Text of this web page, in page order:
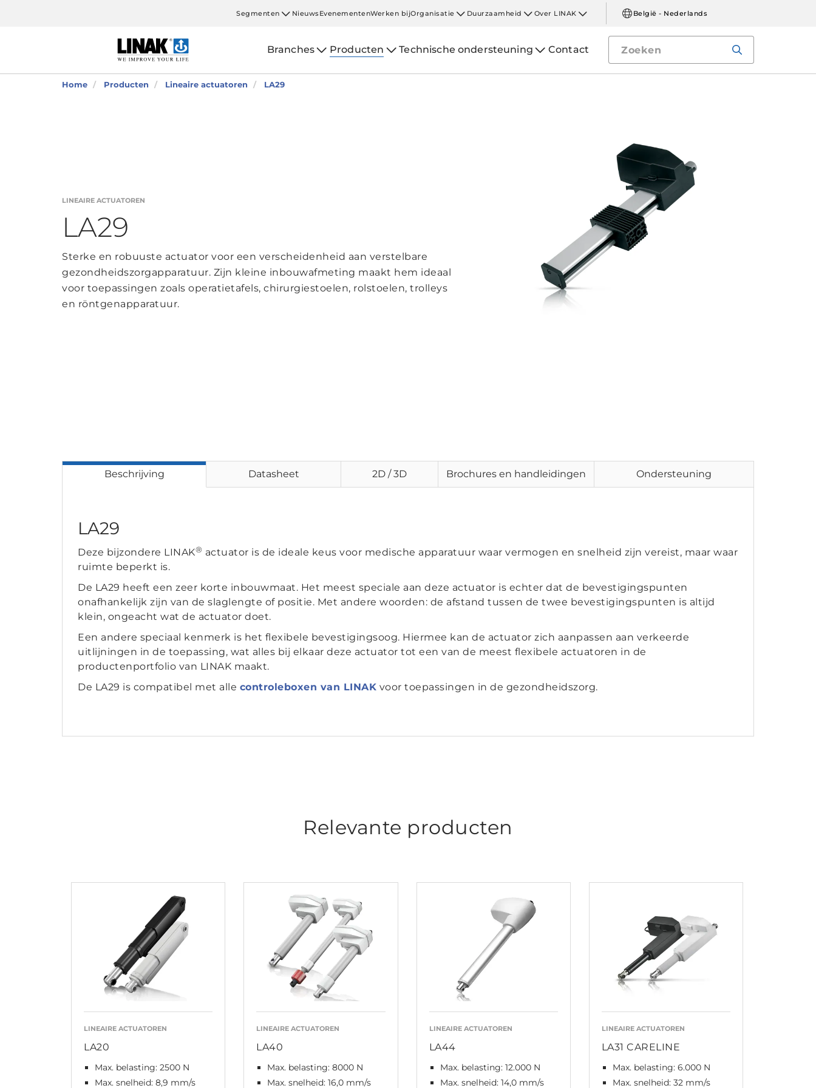
Segmenten NieuwsEvenementenWerken bijOrganisatie Duurzaamheid Over LINAK België - Nederlands
Branches Producten Technische ondersteuning Contact
Home Producten Lineaire actuatoren LA29
LINEAIRE ACTUATOREN
LA29
Sterke en robuuste actuator voor een verscheidenheid aan verstelbare
gezondheidszorgapparatuur. Zijn kleine inbouwafmeting maakt hem ideaal
voor toepassingen zoals operatietafels, chirurgiestoelen, rolstoelen, trolleys
en röntgenapparatuur.
Beschrijving Datasheet 2D / 3D Brochures en handleidingen Ondersteuning
LA29
Deze bijzondere LINAK® actuator is de ideale keus voor medische apparatuur waar vermogen en snelheid zijn vereist, maar waar
ruimte beperkt is.
De LA29 heeft een zeer korte inbouwmaat. Het meest speciale aan deze actuator is echter dat de bevestigingspunten
onafhankelijk zijn van de slaglengte of positie. Met andere woorden: de afstand tussen de twee bevestigingspunten is altijd
klein, ongeacht wat de actuator doet.
Een andere speciaal kenmerk is het flexibele bevestigingsoog. Hiermee kan de actuator zich aanpassen aan verkeerde
uitlijningen in de toepassing, wat alles bij elkaar deze actuator tot een van de meest flexibele actuatoren in de
productenportfolio van LINAK maakt.
De LA29 is compatibel met alle controleboxen van LINAK voor toepassingen in de gezondheidszorg.
Relevante producten
LINEAIRE ACTUATOREN
LA20
Max. belasting: 2500 N
Max. snelheid: 8,9 mm/s
LINEAIRE ACTUATOREN
LA40
Max. belasting: 8000 N
Max. snelheid: 16,0 mm/s
LINEAIRE ACTUATOREN
LA44
Max. belasting: 12.000 N
Max. snelheid: 14,0 mm/s
LINEAIRE ACTUATOREN
LA31 CARELINE
Max. belasting: 6.000 N
Max. snelheid: 32 mm/s